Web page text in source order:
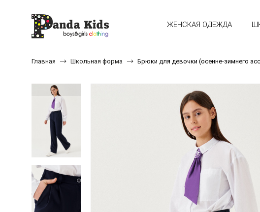
ЖЕНСКАЯ ОДЕЖДА
Главная Школьная форма Брюки для девочки (осенне-зимнего